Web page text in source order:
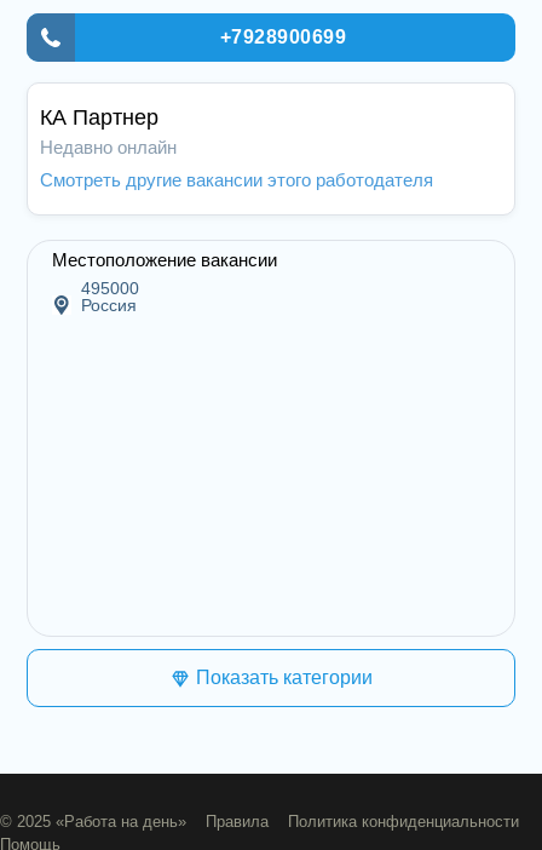
+7928900699
КА Партнер
Недавно онлайн
Смотреть другие вакансии этого работодателя
Местоположение вакансии
495000
Россия
Показать категории
© 2025 «Работа на день» Правила Политика конфиденциальности
Помощь